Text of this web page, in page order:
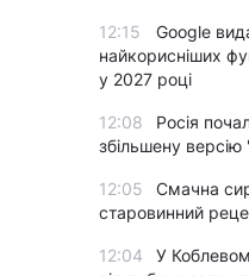
12:15
Google
найкорисніших
у 2027 році
12:08
Росія
збільшену
12:05
Смачна
старовинний
12:04
У